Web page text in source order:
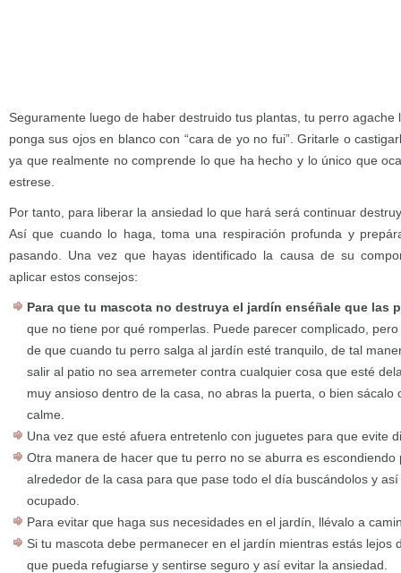
Seguramente luego de haber destruido tus plantas, tu perro
ponga sus ojos en blanco con “cara de yo no fui”. Gritarle o
ya que realmente no comprende lo que ha hecho y lo único que
estrese.
Por tanto, para liberar la ansiedad lo que hará será continuar
Así que cuando lo haga, toma una respiración profunda y
pasando. Una vez que hayas identificado la causa de su
aplicar estos consejos:
Para que tu mascota no destruya el jardín enséñale que las
que no tiene por qué romperlas. Puede parecer complicado,
de que cuando tu perro salga al jardín esté tranquilo, de tal
salir al patio no sea arremeter contra cualquier cosa que esté
muy ansioso dentro de la casa, no abras la puerta, o bien sácalo
calme.
Una vez que esté afuera entretenlo con juguetes para que evite
Otra manera de hacer que tu perro no se aburra es
alrededor de la casa para que pase todo el día buscándolos y
ocupado.
Para evitar que haga sus necesidades en el jardín, llévalo a
Si tu mascota debe permanecer en el jardín mientras estás lejos
que pueda refugiarse y sentirse seguro y así evitar la ansiedad.